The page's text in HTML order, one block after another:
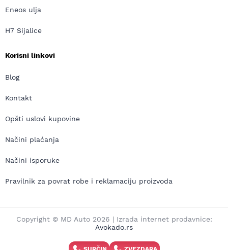
Eneos ulja
H7 Sijalice
Korisni linkovi
Blog
Kontakt
Opšti uslovi kupovine
Načini plaćanja
Načini isporuke
Pravilnik za povrat robe i reklamaciju proizvoda
Copyright © MD Auto 2026 | Izrada internet prodavnice:
Avokado.rs